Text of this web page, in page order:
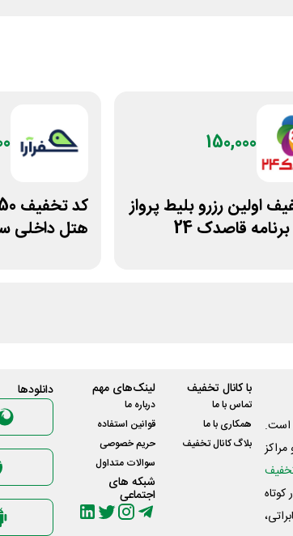
150,000
اولین رزرو بلیط پرواز
قاصدک 24
هتل داخلی
است.
با کانال تخفیف
تماس با ما
همکاری با ما
بلاگ کانال تخفیف
لینک‌های مهم
درباره ما
قوانین استفاده
حریم خصوصی
سوالات متداول
شبکه های
اجتماعی
دانلود‌ها